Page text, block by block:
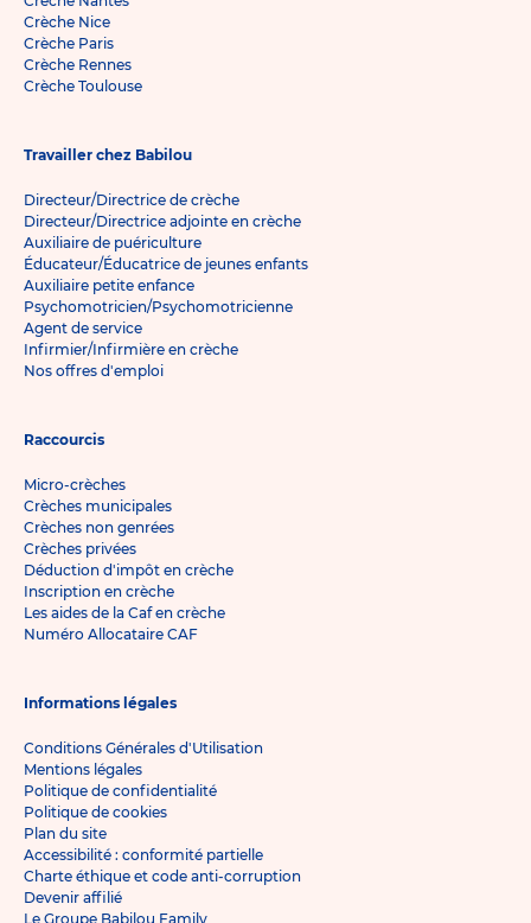
Crèche Nice
Crèche Paris
Crèche Rennes
Crèche Toulouse
Travailler chez Babilou
Directeur/Directrice de crèche
Directeur/Directrice adjointe en crèche
Auxiliaire de puériculture
Éducateur/Éducatrice de jeunes enfants
Auxiliaire petite enfance
Psychomotricien/Psychomotricienne
Agent de service
Infirmier/Infirmière en crèche
Nos offres d'emploi
Raccourcis
Micro-crèches
Crèches municipales
Crèches non genrées
Crèches privées
Déduction d'impôt en crèche
Inscription en crèche
Les aides de la Caf en crèche
Numéro Allocataire CAF
Informations légales
Conditions Générales d'Utilisation
Mentions légales
Politique de confidentialité
Politique de cookies
Plan du site
Accessibilité : conformité partielle
Charte éthique et code anti-corruption
Devenir affilié
Le Groupe Babilou Family